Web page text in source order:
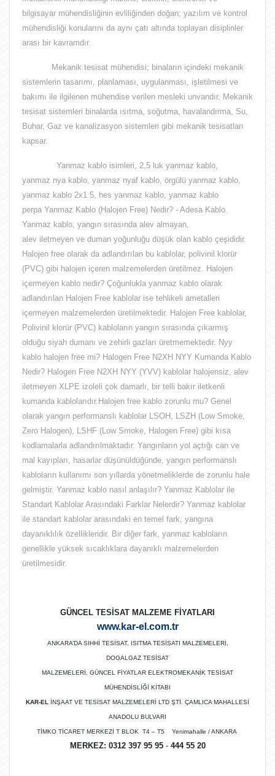
bilgisayar mühendisliğinin evliliğinden doğan; yazılım ve kontrol
mühendisliği konularını da aynı çatı altında toplayan disiplinler
arası bir kavramdır.
Mekanik tesisat mühendisi; binaların içindeki mekanik
sistemlerin tasarımı, planlaması, uygulanması, işletilmesi ve
bakımı ile ilgilenen mühendise verilen mesleki unvandır. Mekanik
tesisat sistemleri binalarda ısıtma, soğutma, havalandırma, Su,
Buhar, Gaz ve kanalizasyon sistemleri gibi mekanik tesisatları
kapsar.
Yanmaz kablo isimleri, 2,5 luk yanmaz kablo,
yanmaz nya kablo, yanmaz nyaf kablo, örgülü yanmaz kablo,
yanmaz kablo 2x1 5, hes yanmaz kablo, yanmaz kablo
perpa Yanmaz Kablo (Halojen Free) Nedir? - Adesa Kablo.
Yanmaz kablo, yangın sırasında alev almayan,
alev iletmeyen ve duman yoğunluğu düşük olan kablo çeşididir.
Halojen free olarak da adlandırılan bu kablolar, polivinil klorür
(PVC) gibi halojen içeren malzemelerden üretilmez. Halojen
içermeyen kablo nedir? Çoğunlukla yanmaz kablo olarak
adlandırılan Halojen Free kablolar ise tehlikeli ametalleri
içermeyen malzemelerden üretilmektedir. Halojen Free kablolar,
Polivinil klorür (PVC) kabloların yangın sırasında çıkarmış
olduğu siyah dumanı ve zehirli gazları üretmemektedir. Nyy
kablo halojen free mi? Halogen Free N2XH NYY Kumanda Kablo
Nedir? Halogen Free N2XH NYY (YVV) kablolar halojensiz, alev
iletmeyen XLPE izoleli çok damarlı, bir telli bakır iletkenli
kumanda kablolarıdır.Halojen free kablo zorunlu mu? Genel
olarak yangın performanslı kablolar LSOH, LSZH (Low Smoke,
Zero Halogen), LSHF (Low Smoke, Halogen Free) gibi kısa
kodlamalarla adlandırılmaktadır. Yangınların yol açtığı can ve
mal kayıpları, hasarlar düşünüldüğünde, yangın performanslı
kabloların kullanımı son yıllarda yönetmeliklerde de zorunlu hale
gelmiştir. Yanmaz kablo nasıl anlaşılır? Yanmaz Kablolar ile
Standart Kablolar Arasındaki Farklar Nelerdir? Yanmaz kablolar
ile standart kablolar arasındaki en temel fark, yangına
dayanıklılık özellikleridir. Bir diğer fark, yanmaz kabloların
genellikle yüksek sıcaklıklara dayanıklı malzemelerden
üretilmesidir.
GÜNCEL TESİSAT MALZEME FİYATLARI
www.kar-el.com.tr
ANKARA’DA SIHHİ TESİSAT, ISITMA TESİSATI MALZEMELERİ,
DOGALGAZ TESİSAT
MALZEMELERİ, GÜNCEL FİYATLAR ELEKTROMEKANİK TESİSAT
MÜHENDİSLİĞİ KİTABI
KAR-EL İNŞAAT VE TESİSAT MALZEMELERİ LTD ŞTİ. ÇAMLICA MAHALLESİ
ANADOLU BULVARI
TİMKO TİCARET MERKEZİ T BLOK T4 – T5 Yenimahalle / ANKARA
MERKEZ: 0312 397 95 95- 444 55 20